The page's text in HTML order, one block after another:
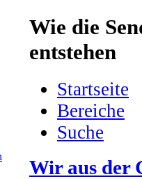
Wie die
entstehen
Startseite
Bereiche
Suche
Wir aus der